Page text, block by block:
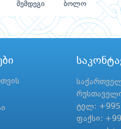
შემდეგი ბოლო
ტელ:
ფაქსი: